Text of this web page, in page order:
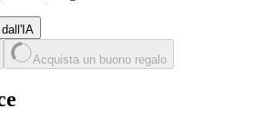
Acquista un buono regalo